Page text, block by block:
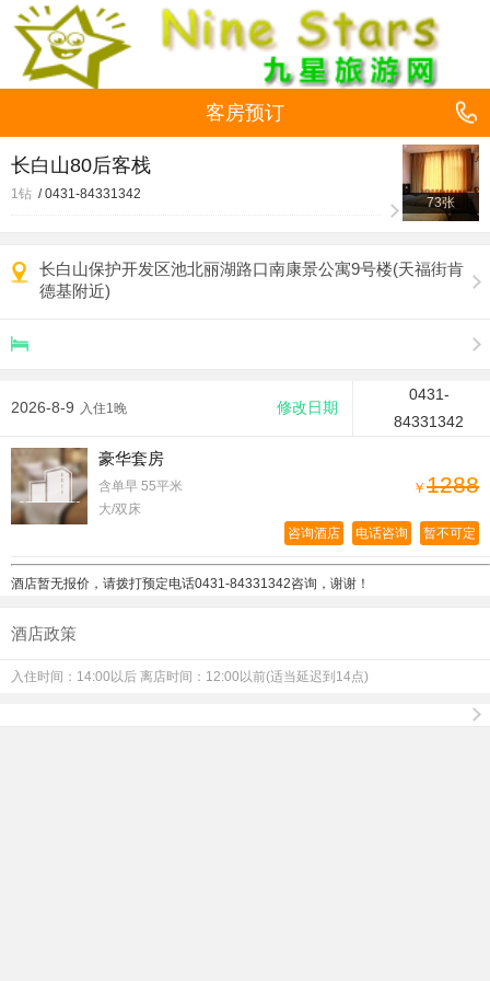
客房预订
长白山80后客栈
1钻 /0431-84331342
73张
长白山保护开发区池北丽湖路口南康景公寓9号楼(天福街肯
德基附近)
修改日期
2026-8-9 入住1晚
0431-
84331342
豪华套房
￥ 1288
含单早 55平米
大/双床
暂不可定
电话咨询
咨询酒店
酒店暂无报价，请拨打预定电话0431-84331342咨询，谢谢！
酒店政策
入住时间：14:00以后 离店时间：12:00以前(适当延迟到14点)